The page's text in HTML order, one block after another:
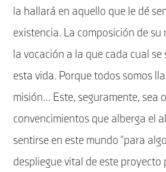
la hallará en aquello que le dé
existencia. La composición de su
la vocación a la que cada cual
esta vida. Porque todos somos
misión… Este, seguramente, sea
convencimientos que alberga el
sentirse en este mundo “para
despliegue vital de este proyecto